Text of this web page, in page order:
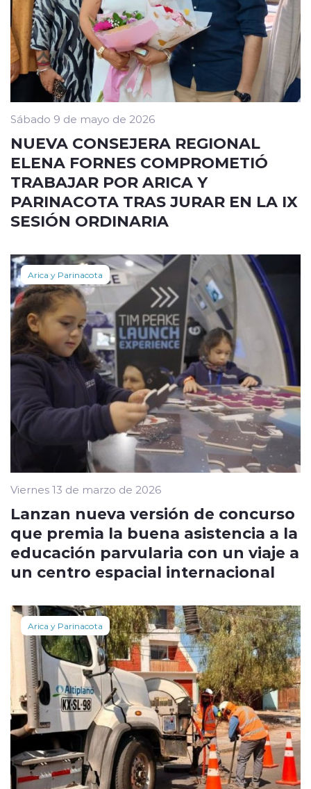
Sábado 9 de mayo de 2026
NUEVA CONSEJERA REGIONAL
ELENA FORNES COMPROMETIÓ
TRABAJAR POR ARICA Y
PARINACOTA TRAS JURAR EN LA IX
SESIÓN ORDINARIA
Arica y Parinacota
Viernes 13 de marzo de 2026
Lanzan nueva versión de concurso
que premia la buena asistencia a la
educación parvularia con un viaje a
un centro espacial internacional
Arica y Parinacota